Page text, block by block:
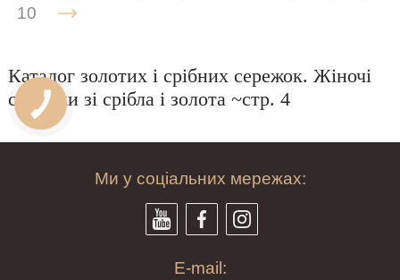
10
Каталог золотих і срібних сережок. Жіночі
сережки зі срібла і золота ~стр. 4
Ми у соціальних мережах:
E-mail: